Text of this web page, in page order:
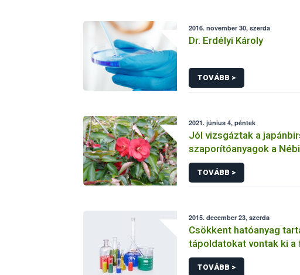
2016. november 30, szerda
Dr. Erdélyi Károly
TOVÁBB >
2021. június 4, péntek
Jól vizsgáztak a
szaporítóanyagok a
utóellenőrzésén
TOVÁBB >
2015. december 23, szerda
Csökkent hatóanyag
tápoldatokat vontak ki a
TOVÁBB >